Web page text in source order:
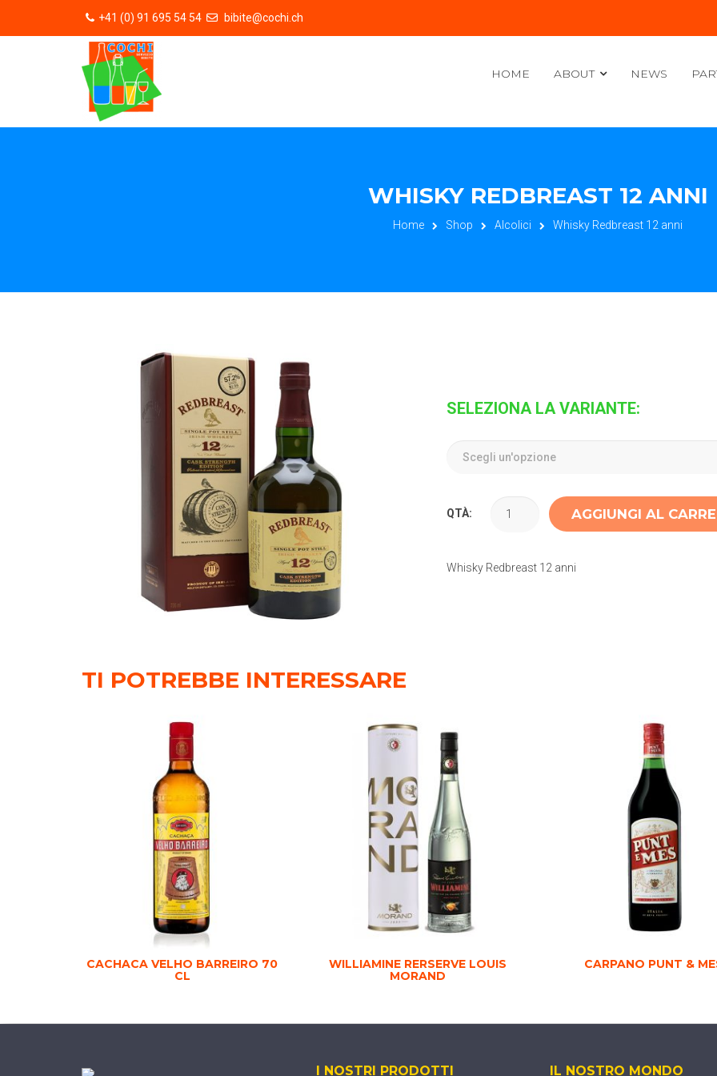
+41 (0) 91 695 54 54 bibite@cochi.ch
HOME ABOUT NEWS
WHISKY REDBREAST 12 ANNI
Home Shop Alcolici Whisky Redbreast 12 anni
SELEZIONA LA VARIANTE:
QTÀ: AGGIUNGI AL
Whisky Redbreast 12 anni
TI POTREBBE INTERESSARE
CACHACA VELHO BARREIRO 70
CL
WILLIAMINE RERSERVE LOUIS
MORAND
CARPANO PUNT &
I NOSTRI PRODOTTI IL NOSTRO MONDO